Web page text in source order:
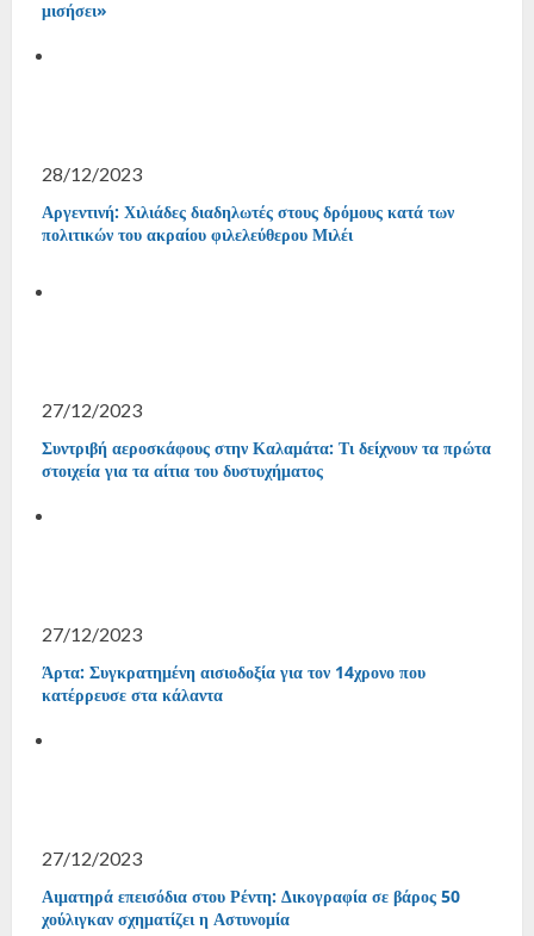
μισήσει»
28/12/2023
Αργεντινή: Χιλιάδες διαδηλωτές στους δρόμους κατά των
πολιτικών του ακραίου φιλελεύθερου Μιλέι
27/12/2023
Συντριβή αεροσκάφους στην Καλαμάτα: Τι δείχνουν τα πρώτα
στοιχεία για τα αίτια του δυστυχήματος
27/12/2023
Άρτα: Συγκρατημένη αισιοδοξία για τον 14χρονο που
κατέρρευσε στα κάλαντα
27/12/2023
Αιματηρά επεισόδια στου Ρέντη: Δικογραφία σε βάρος 50
χούλιγκαν σχηματίζει η Αστυνομία